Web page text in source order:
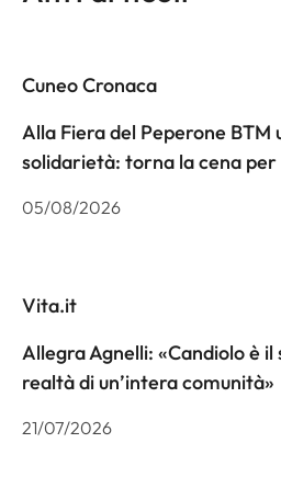
Cuneo Cronaca
Alla Fiera del Peperone BTM
solidarietà: torna la cena
05/08/2026
Vita.it
Allegra Agnelli: «Candiolo è
realtà di un’intera comunità»
21/07/2026